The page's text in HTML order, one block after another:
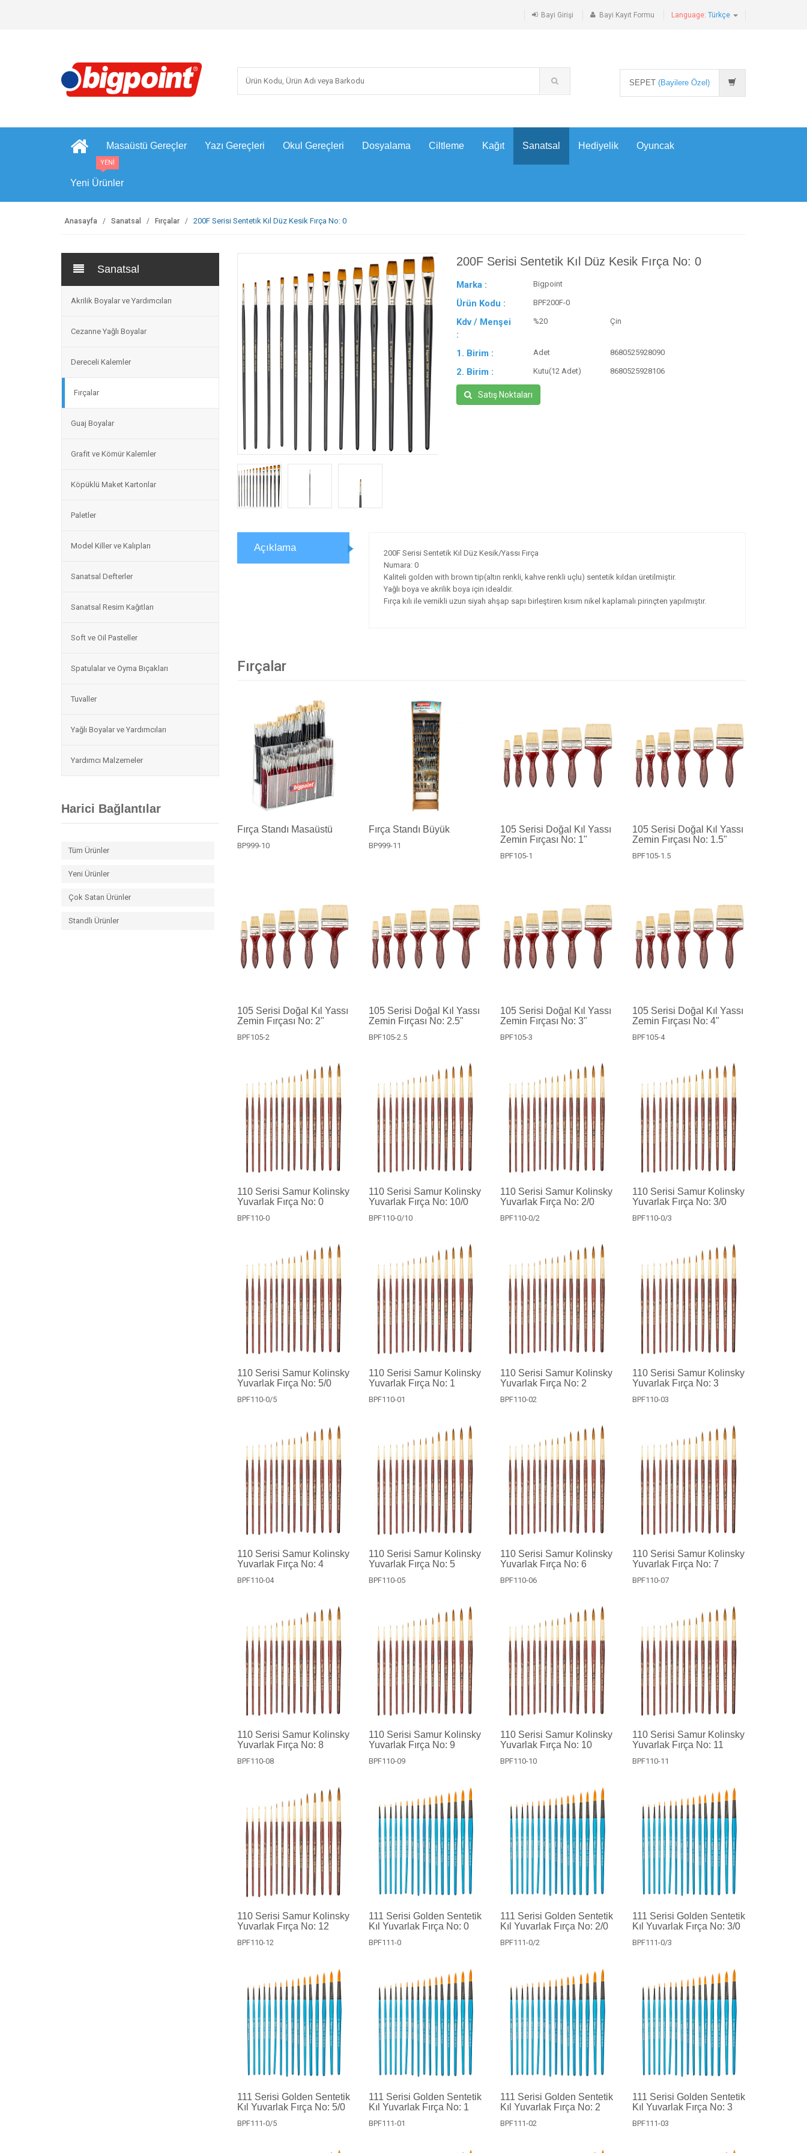
Bayi Girişi Bayi Kayıt Formu Language: Türkçe
SEPET (Bayilere Özel)
Masaüstü Gereçler Yazı Gereçleri Okul Gereçleri Dosyalama Ciltleme Kağıt Sanatsal Hediyelik Oyuncak
Yeni Ürünler
YENİ
Anasayfa Sanatsal Fırçalar 200F Serisi Sentetik Kıl Düz Kesik Fırça No: 0
Sanatsal
Akrilik Boyalar ve Yardımcıları
Cezanne Yağlı Boyalar
Dereceli Kalemler
Fırçalar
Guaj Boyalar
Grafit ve Kömür Kalemler
Köpüklü Maket Kartonlar
Paletler
Model Killer ve Kalıpları
Sanatsal Defterler
Sanatsal Resim Kağıtları
Soft ve Oil Pasteller
Spatulalar ve Oyma Bıçakları
Tuvaller
Yağlı Boyalar ve Yardımcıları
Yardımcı Malzemeler
Harici Bağlantılar
Tüm Ürünler
Yeni Ürünler
Çok Satan Ürünler
Standlı Ürünler
200F Serisi Sentetik Kıl Düz Kesik Fırça No: 0
Marka : Bigpoint
Ürün Kodu : BPF200F-0
Kdv / Menşei
:
%20 Çin
1. Birim : Adet 8680525928090
2. Birim : Kutu(12 Adet) 8680525928106
Satış Noktaları
Açıklama
200F Serisi Sentetik Kıl Düz Kesik/Yassı Fırça
Numara: 0
Kaliteli golden with brown tip(altın renkli, kahve renkli uçlu) sentetik kıldan üretilmiştir.
Yağlı boya ve akrilik boya için idealdir.
Fırça kılı ile vernikli uzun siyah ahşap sapı birleştiren kısım nikel kaplamalı pirinçten yapılmıştır.
Fırçalar
Fırça Standı Masaüstü
BP999-10
Fırça Standı Büyük
BP999-11
105 Serisi Doğal Kıl Yassı
Zemin Fırçası No: 1"
BPF105-1
105 Serisi Doğal Kıl Yassı
Zemin Fırçası No: 1.5"
BPF105-1.5
105 Serisi Doğal Kıl Yassı
Zemin Fırçası No: 2"
BPF105-2
105 Serisi Doğal Kıl Yassı
Zemin Fırçası No: 2.5"
BPF105-2.5
105 Serisi Doğal Kıl Yassı
Zemin Fırçası No: 3"
BPF105-3
105 Serisi Doğal Kıl Yassı
Zemin Fırçası No: 4"
BPF105-4
110 Serisi Samur Kolinsky
Yuvarlak Fırça No: 0
BPF110-0
110 Serisi Samur Kolinsky
Yuvarlak Fırça No: 10/0
BPF110-0/10
110 Serisi Samur Kolinsky
Yuvarlak Fırça No: 2/0
BPF110-0/2
110 Serisi Samur Kolinsky
Yuvarlak Fırça No: 3/0
BPF110-0/3
110 Serisi Samur Kolinsky
Yuvarlak Fırça No: 5/0
BPF110-0/5
110 Serisi Samur Kolinsky
Yuvarlak Fırça No: 1
BPF110-01
110 Serisi Samur Kolinsky
Yuvarlak Fırça No: 2
BPF110-02
110 Serisi Samur Kolinsky
Yuvarlak Fırça No: 3
BPF110-03
110 Serisi Samur Kolinsky
Yuvarlak Fırça No: 4
BPF110-04
110 Serisi Samur Kolinsky
Yuvarlak Fırça No: 5
BPF110-05
110 Serisi Samur Kolinsky
Yuvarlak Fırça No: 6
BPF110-06
110 Serisi Samur Kolinsky
Yuvarlak Fırça No: 7
BPF110-07
110 Serisi Samur Kolinsky
Yuvarlak Fırça No: 8
BPF110-08
110 Serisi Samur Kolinsky
Yuvarlak Fırça No: 9
BPF110-09
110 Serisi Samur Kolinsky
Yuvarlak Fırça No: 10
BPF110-10
110 Serisi Samur Kolinsky
Yuvarlak Fırça No: 11
BPF110-11
110 Serisi Samur Kolinsky
Yuvarlak Fırça No: 12
BPF110-12
111 Serisi Golden Sentetik
Kıl Yuvarlak Fırça No: 0
BPF111-0
111 Serisi Golden Sentetik
Kıl Yuvarlak Fırça No: 2/0
BPF111-0/2
111 Serisi Golden Sentetik
Kıl Yuvarlak Fırça No: 3/0
BPF111-0/3
111 Serisi Golden Sentetik
Kıl Yuvarlak Fırça No: 5/0
BPF111-0/5
111 Serisi Golden Sentetik
Kıl Yuvarlak Fırça No: 1
BPF111-01
111 Serisi Golden Sentetik
Kıl Yuvarlak Fırça No: 2
BPF111-02
111 Serisi Golden Sentetik
Kıl Yuvarlak Fırça No: 3
BPF111-03